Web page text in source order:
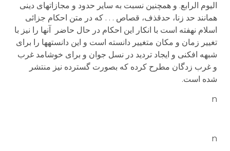
الیوم الرابع. و همچنین نسبت به سایر حدود و مجازاتهای دینی
همانند حد زنا، حدقذف، قصاص . . . که در متن احکام جزائی
اسلام نهفته است با انکار این احکام در حال حاضر آنها را نیز با
تغییر زمان و مکان متغییر دانسته است و این دانسته­ها را برای
شبهه افکنی و ایجاد تردید در نسل جوان و برای خوشامد غرب
و غرب زدگان مطرح کرده که بصورت گسترده نیز منتشر
شده است.
n
n